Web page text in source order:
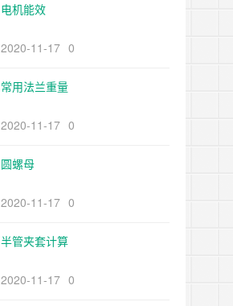
电机能效
2020-11-17 0
常用法兰重量
2020-11-17 0
圆螺母
2020-11-17 0
半管夹套计算
2020-11-17 0